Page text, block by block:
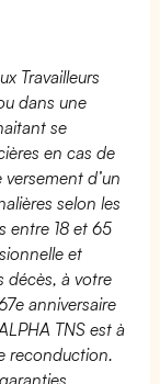
Travailleurs
dans une
se
en cas de
d’un
selon les
entre 18 et 65
et
décès, à votre
anniversaire
TNS est à
reconduction.